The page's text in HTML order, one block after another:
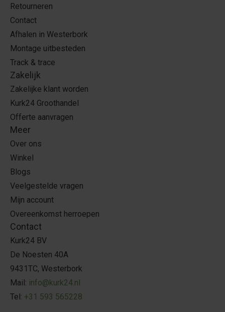
Retourneren
Contact
Afhalen in Westerbork
Montage uitbesteden
Track & trace
Zakelijk
Zakelijke klant worden
Kurk24 Groothandel
Offerte aanvragen
Meer
Over ons
Winkel
Blogs
Veelgestelde vragen
Mijn account
Overeenkomst herroepen
Contact
Kurk24 BV
De Noesten 40A
9431TC, Westerbork
Mail: info@kurk24.nl
Tel: +31 593 565228